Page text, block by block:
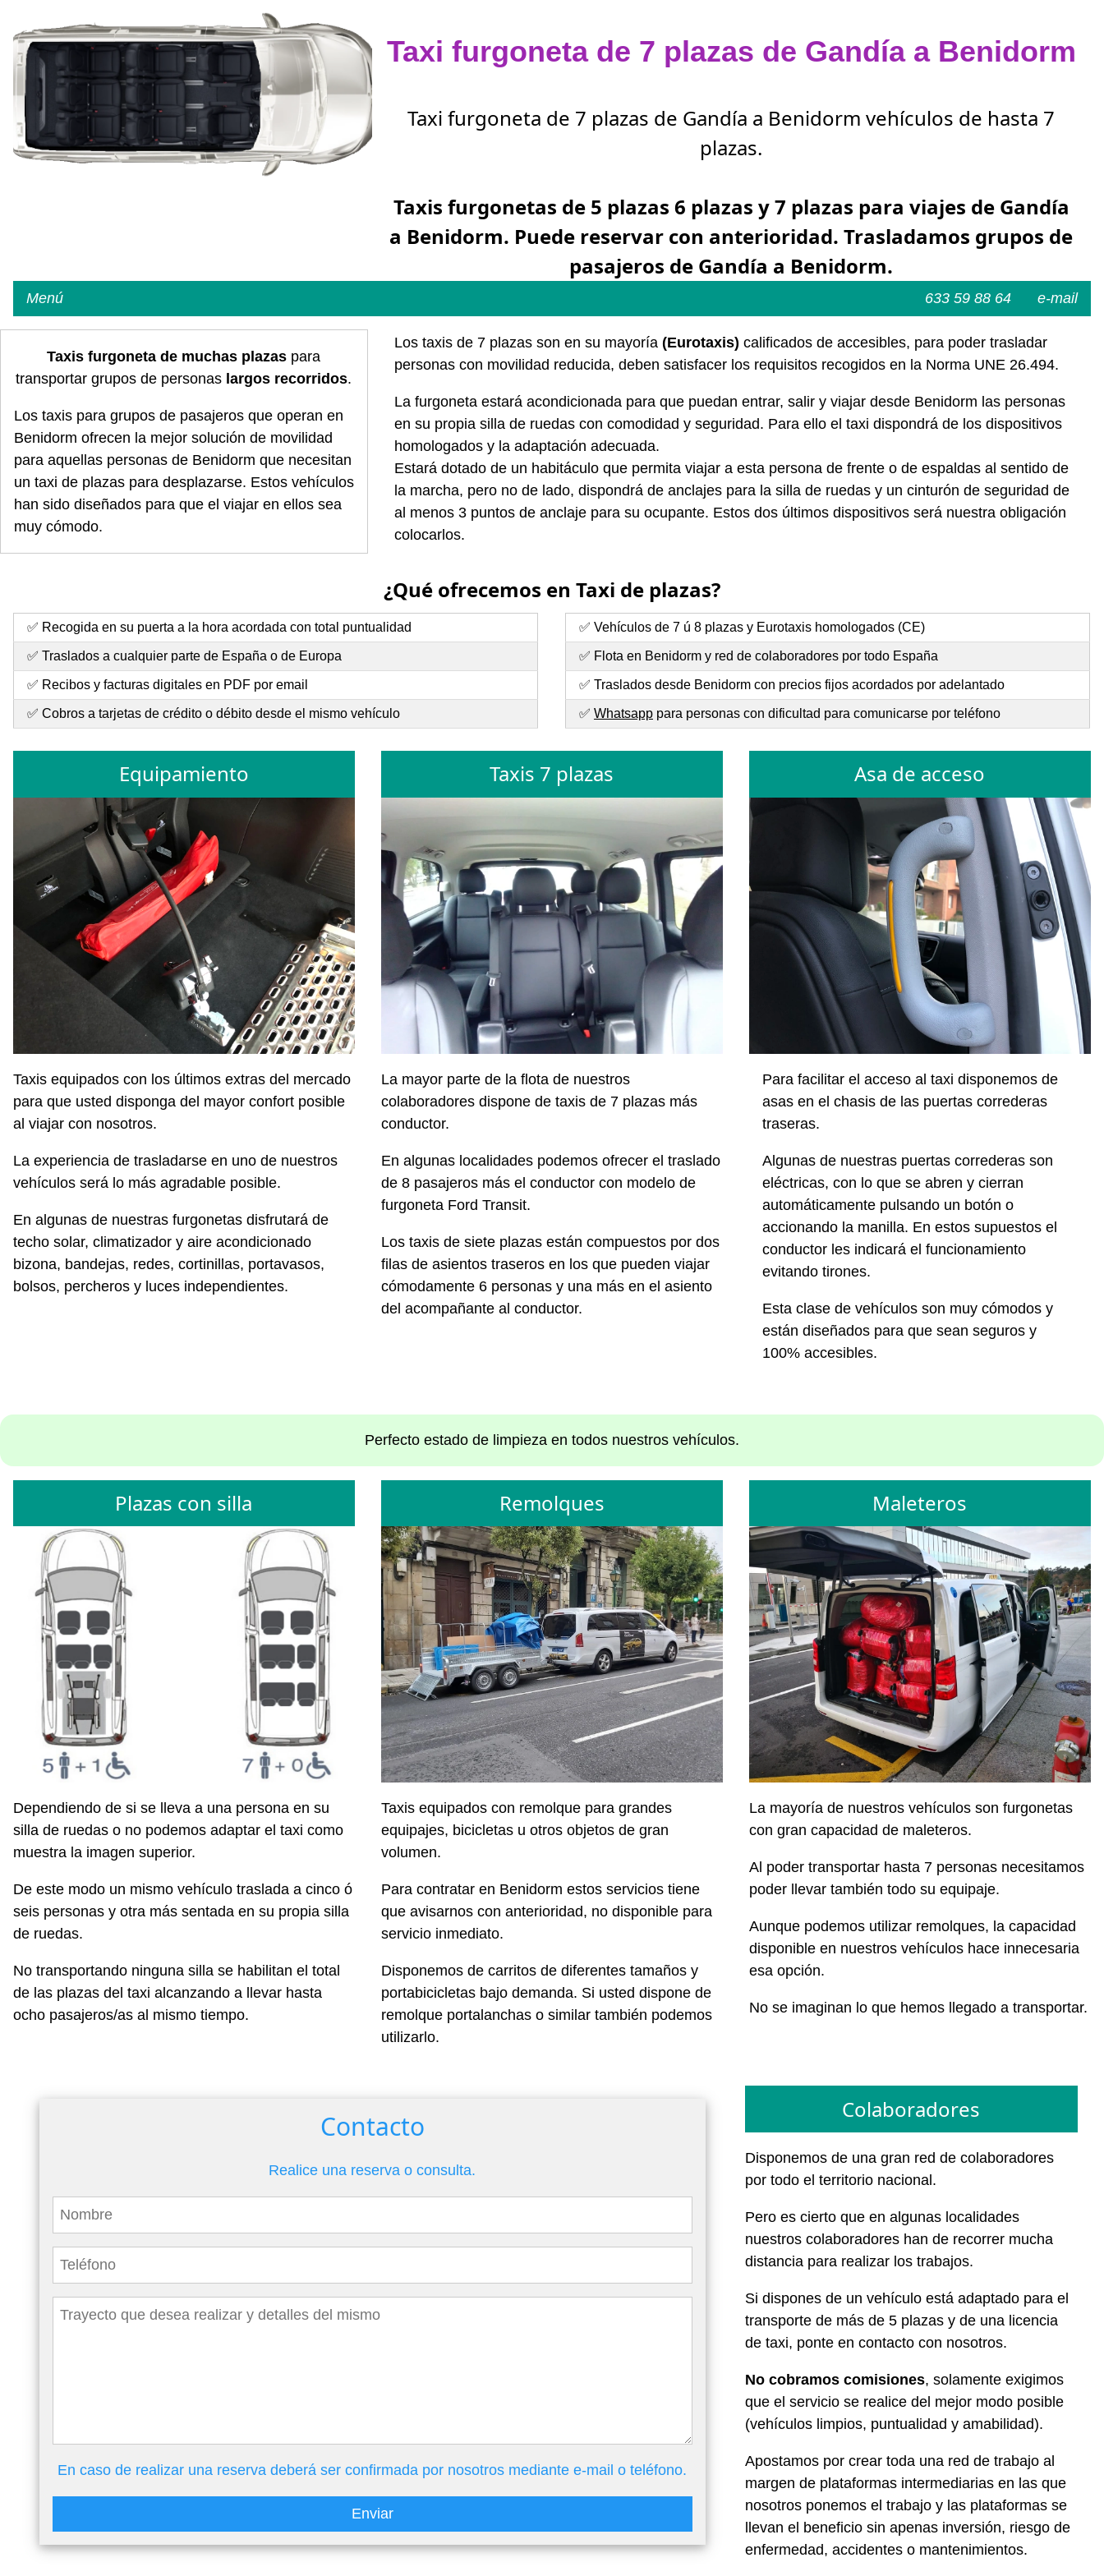
Taxi furgoneta de 7 plazas de Gandía a Benidorm
Taxi furgoneta de 7 plazas de Gandía a Benidorm vehículos de hasta 7
plazas.
Taxis furgonetas de 5 plazas 6 plazas y 7 plazas para viajes de Gandía
a Benidorm. Puede reservar con anterioridad. Trasladamos grupos de
pasajeros de Gandía a Benidorm.
e-mail
633 59 88 64
Menú
Taxis furgoneta de muchas plazas para
transportar grupos de personas largos recorridos.
Los taxis para grupos de pasajeros que operan en
Benidorm ofrecen la mejor solución de movilidad
para aquellas personas de Benidorm que necesitan
un taxi de plazas para desplazarse. Estos vehículos
han sido diseñados para que el viajar en ellos sea
muy cómodo.
Los taxis de 7 plazas son en su mayoría (Eurotaxis) calificados de accesibles, para poder trasladar
personas con movilidad reducida, deben satisfacer los requisitos recogidos en la Norma UNE 26.494.
La furgoneta estará acondicionada para que puedan entrar, salir y viajar desde Benidorm las personas
en su propia silla de ruedas con comodidad y seguridad. Para ello el taxi dispondrá de los dispositivos
homologados y la adaptación adecuada.
Estará dotado de un habitáculo que permita viajar a esta persona de frente o de espaldas al sentido de
la marcha, pero no de lado, dispondrá de anclajes para la silla de ruedas y un cinturón de seguridad de
al menos 3 puntos de anclaje para su ocupante. Estos dos últimos dispositivos será nuestra obligación
colocarlos.
¿Qué ofrecemos en Taxi de plazas?
✅ Recogida en su puerta a la hora acordada con total puntualidad
✅ Traslados a cualquier parte de España o de Europa
✅ Recibos y facturas digitales en PDF por email
✅ Cobros a tarjetas de crédito o débito desde el mismo vehículo
✅ Vehículos de 7 ú 8 plazas y Eurotaxis homologados (CE)
✅ Flota en Benidorm y red de colaboradores por todo España
✅ Traslados desde Benidorm con precios fijos acordados por adelantado
✅ Whatsapppara personas con dificultad para comunicarse por teléfono
Equipamiento
Taxis equipados con los últimos extras del mercado
para que usted disponga del mayor confort posible
al viajar con nosotros.
La experiencia de trasladarse en uno de nuestros
vehículos será lo más agradable posible.
En algunas de nuestras furgonetas disfrutará de
techo solar, climatizador y aire acondicionado
bizona, bandejas, redes, cortinillas, portavasos,
bolsos, percheros y luces independientes.
Taxis 7 plazas
La mayor parte de la flota de nuestros
colaboradores dispone de taxis de 7 plazas más
conductor.
En algunas localidades podemos ofrecer el traslado
de 8 pasajeros más el conductor con modelo de
furgoneta Ford Transit.
Los taxis de siete plazas están compuestos por dos
filas de asientos traseros en los que pueden viajar
cómodamente 6 personas y una más en el asiento
del acompañante al conductor.
Asa de acceso
Para facilitar el acceso al taxi disponemos de
asas en el chasis de las puertas correderas
traseras.
Algunas de nuestras puertas correderas son
eléctricas, con lo que se abren y cierran
automáticamente pulsando un botón o
accionando la manilla. En estos supuestos el
conductor les indicará el funcionamiento
evitando tirones.
Esta clase de vehículos son muy cómodos y
están diseñados para que sean seguros y
100% accesibles.
Perfecto estado de limpieza en todos nuestros vehículos.
Plazas con silla
Dependiendo de si se lleva a una persona en su
silla de ruedas o no podemos adaptar el taxi como
muestra la imagen superior.
De este modo un mismo vehículo traslada a cinco ó
seis personas y otra más sentada en su propia silla
de ruedas.
No transportando ninguna silla se habilitan el total
de las plazas del taxi alcanzando a llevar hasta
ocho pasajeros/as al mismo tiempo.
Remolques
Taxis equipados con remolque para grandes
equipajes, bicicletas u otros objetos de gran
volumen.
Para contratar en Benidorm estos servicios tiene
que avisarnos con anterioridad, no disponible para
servicio inmediato.
Disponemos de carritos de diferentes tamaños y
portabicicletas bajo demanda. Si usted dispone de
remolque portalanchas o similar también podemos
utilizarlo.
Maleteros
La mayoría de nuestros vehículos son furgonetas
con gran capacidad de maleteros.
Al poder transportar hasta 7 personas necesitamos
poder llevar también todo su equipaje.
Aunque podemos utilizar remolques, la capacidad
disponible en nuestros vehículos hace innecesaria
esa opción.
No se imaginan lo que hemos llegado a transportar.
Contacto
Realice una reserva o consulta.
En caso de realizar una reserva deberá ser confirmada por nosotros mediante e-mail o teléfono.
Enviar
Colaboradores
Disponemos de una gran red de colaboradores
por todo el territorio nacional.
Pero es cierto que en algunas localidades
nuestros colaboradores han de recorrer mucha
distancia para realizar los trabajos.
Si dispones de un vehículo está adaptado para el
transporte de más de 5 plazas y de una licencia
de taxi, ponte en contacto con nosotros.
No cobramos comisiones, solamente exigimos
que el servicio se realice del mejor modo posible
(vehículos limpios, puntualidad y amabilidad).
Apostamos por crear toda una red de trabajo al
margen de plataformas intermediarias en las que
nosotros ponemos el trabajo y las plataformas se
llevan el beneficio sin apenas inversión, riesgo de
enfermedad, accidentes o mantenimientos.